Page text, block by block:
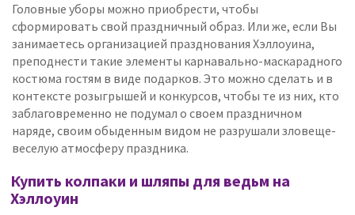
Головные уборы можно приобрести, чтобы
сформировать свой праздничный образ. Или же, если Вы
занимаетесь организацией празднования Хэллоуина,
преподнести такие элементы карнавально-маскарадного
костюма гостям в виде подарков. Это можно сделать и в
контексте розыгрышей и конкурсов, чтобы те из них, кто
заблаговременно не подумал о своем праздничном
наряде, своим обыденным видом не разрушали зловеще-
веселую атмосферу праздника.
Купить колпаки и шляпы для ведьм на
Хэллоуин